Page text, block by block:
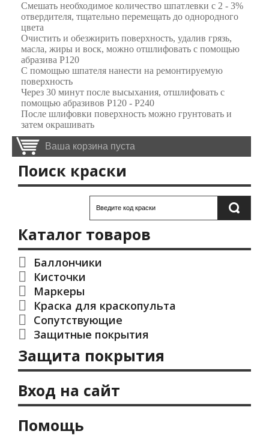
Смешать необходимое количество шпатлевки с 2 - 3%
отвердителя, тщательно перемещать до однородного
цвета
Очистить и обезжирить поверхность, удалив грязь,
масла, жиры и воск, можно отшлифовать с помощью
абразива P120
С помощью шпателя нанести на ремонтируемую
поверхность
Через 30 минут после высыхания, отшлифовать с
помощью абразивов P120 - P240
После шлифовки поверхность можно грунтовать и
затем окрашивать
Ваша корзина пуста
Поиск краски
Каталог товаров
Баллончики
Кисточки
Маркеры
Краска для краскопульта
Сопутствующие
Защитные покрытия
Защита покрытия
Вход на сайт
Помощь